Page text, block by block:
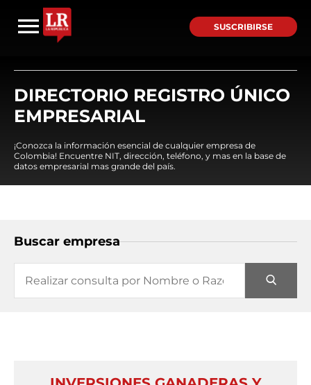
SUSCRIBIRSE
DIRECTORIO REGISTRO ÚNICO
EMPRESARIAL
¡Conozca la información esencial de cualquier empresa de
Colombia! Encuentre NIT, dirección, teléfono, y mas en la base de
datos empresarial mas grande del país.
Buscar empresa